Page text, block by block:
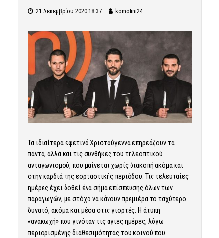
21 Δεκεμβρίου 2020 18:37 komotini24
Τα ιδιαίτερα εφετινά Χριστούγεννα επηρεάζουν τα
πάντα, αλλά και τις συνθήκες του τηλεοπτικού
ανταγωνισμού, που μαίνεται χωρίς διακοπή ακόμα και
στην καρδιά της εορταστικής περιόδου. Τις τελευταίες
ημέρες έχει δοθεί ένα σήμα επίσπευσης όλων των
παραγωγών, με στόχο να κάνουν πρεμιέρα το ταχύτερο
δυνατό, ακόμα και μέσα στις γιορτές. Η άτυπη
«ανακωχή» που γινόταν τις άγιες ημέρες, λόγω
περιορισμένης διαθεσιμότητας του κοινού που